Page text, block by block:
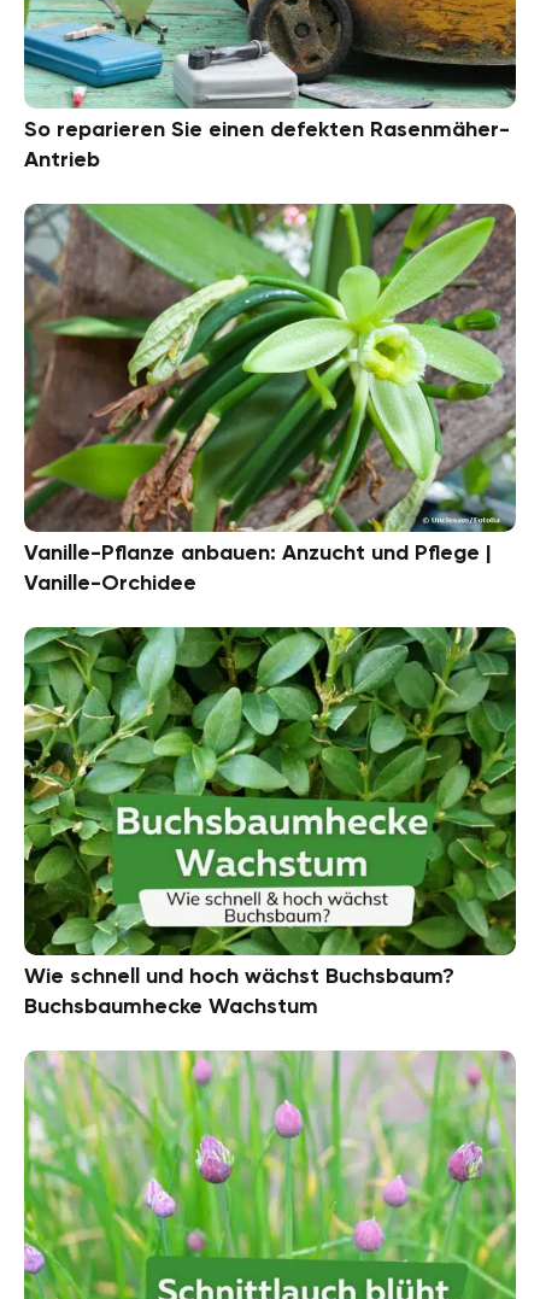
So reparieren Sie einen defekten Rasenmäher-
Antrieb
Vanille-Pflanze anbauen: Anzucht und Pflege |
Vanille-Orchidee
Wie schnell und hoch wächst Buchsbaum?
Buchsbaumhecke Wachstum